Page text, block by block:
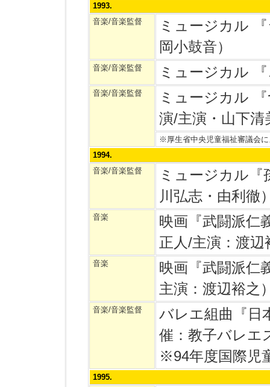
1993.
音楽/音楽監督
ミュージカル
岡小鼓音）
音楽/音楽監督 ミュージカル
音楽/音楽監督
ミュージカル
演/主演・山下清
※厚生省中央児童福祉審議会
1994.
音楽/音楽監督
ミュージカル『
川弘志・由利徹
音楽
映画『武闘派仁
正人/主演：渡辺
音楽
映画『武闘派仁
主演：渡辺裕之
音楽/音楽監督
バレエ組曲『日
催：教子バレエ
※94年度国際児
1995.